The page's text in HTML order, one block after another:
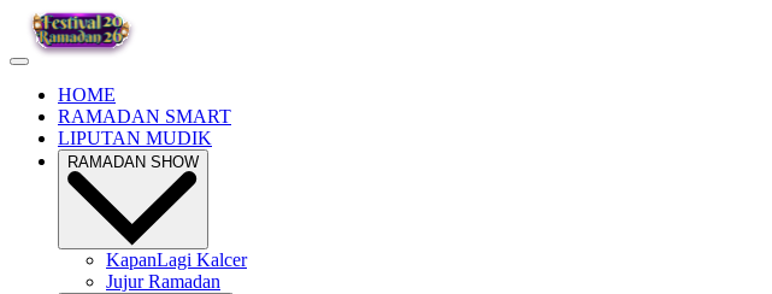
HOME
RAMADAN SMART
LIPUTAN MUDIK
RAMADAN SHOW
KapanLagi Kalcer
Jujur Ramadan